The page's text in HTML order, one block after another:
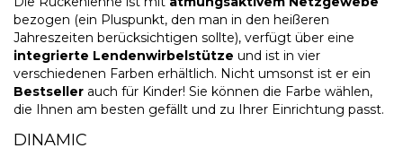
bezogen (ein Pluspunkt, den man in den heißeren
Jahreszeiten berücksichtigen sollte), verfügt über eine
integrierte Lendenwirbelstütze und ist in vier
verschiedenen Farben erhältlich. Nicht umsonst ist er ein
Bestseller auch für Kinder! Sie können die Farbe wählen,
die Ihnen am besten gefällt und zu Ihrer Einrichtung passt.
DINAMIC